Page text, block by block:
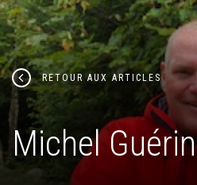
RETOUR AUX ARTICLES
Michel Guérin